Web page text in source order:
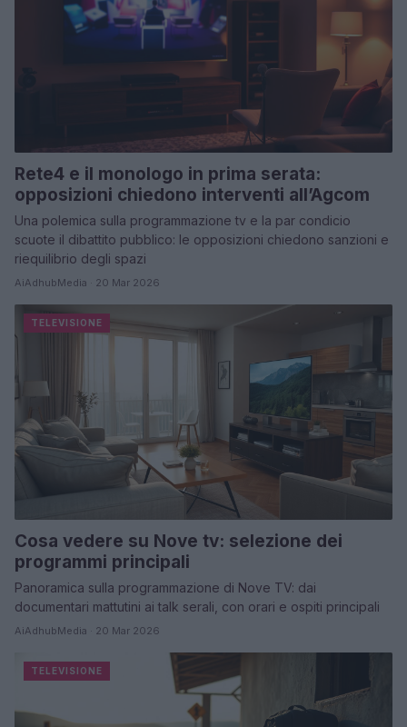
Rete4 e il monologo in prima serata:
opposizioni chiedono interventi all’Agcom
Una polemica sulla programmazione tv e la par condicio
scuote il dibattito pubblico: le opposizioni chiedono sanzioni e
riequilibrio degli spazi
AiAdhubMedia · 20 Mar 2026
TELEVISIONE
Cosa vedere su Nove tv: selezione dei
programmi principali
Panoramica sulla programmazione di Nove TV: dai
documentari mattutini ai talk serali, con orari e ospiti principali
AiAdhubMedia · 20 Mar 2026
TELEVISIONE